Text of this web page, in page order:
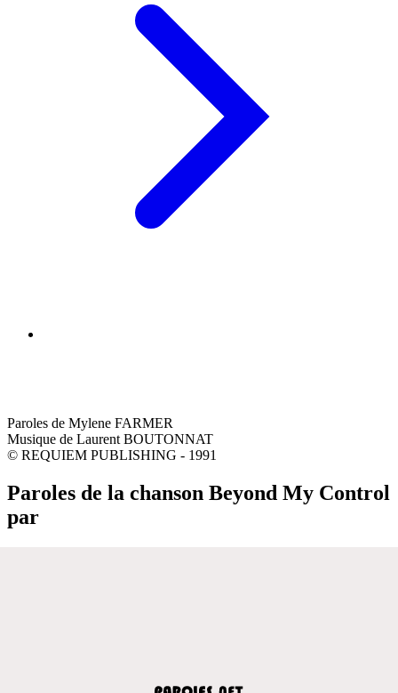
Paroles de Mylene FARMER
Musique de Laurent BOUTONNAT
© REQUIEM PUBLISHING - 1991
Paroles de la chanson Beyond My Control
par